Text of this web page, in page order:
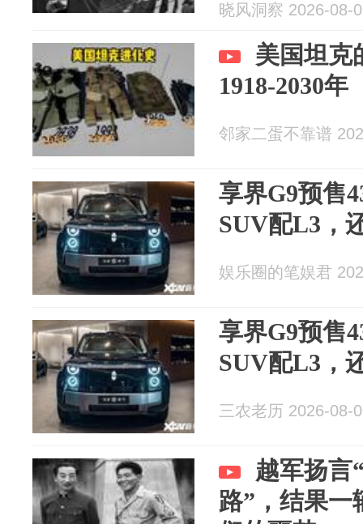
晓风洞察 2026-08-
美国坦克
1918-2030年
邻家二蛋不靠谱
享界G9预售
SUV配L3，
娱乐圈的笔娱君
享界G9预售
SUV配L3，
三农老历 2026-08-
越军扬言
路”，结果一